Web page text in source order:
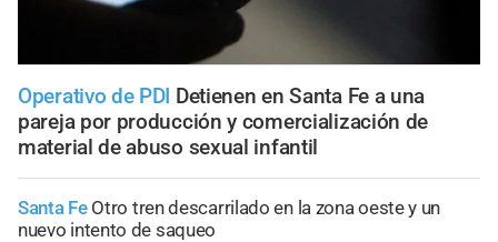
Operativo de PDI Detienen en Santa Fe a una
pareja por producción y comercialización de
material de abuso sexual infantil
Santa Fe Otro tren descarrilado en la zona oeste y un
nuevo intento de saqueo